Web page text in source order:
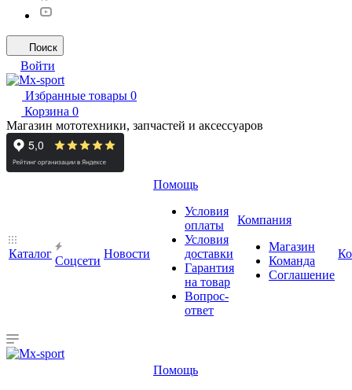
Поиск
Войти
Избранные товары 0
Корзина 0
Магазин мототехники, запчастей и аксессуаров
Каталог
Cоцсети
Новости
Помощь
Условия
оплаты
Условия
доставки
Гарантия
на товар
Вопрос-
ответ
Компания
Магазин
Команда
Соглашение
Помощь